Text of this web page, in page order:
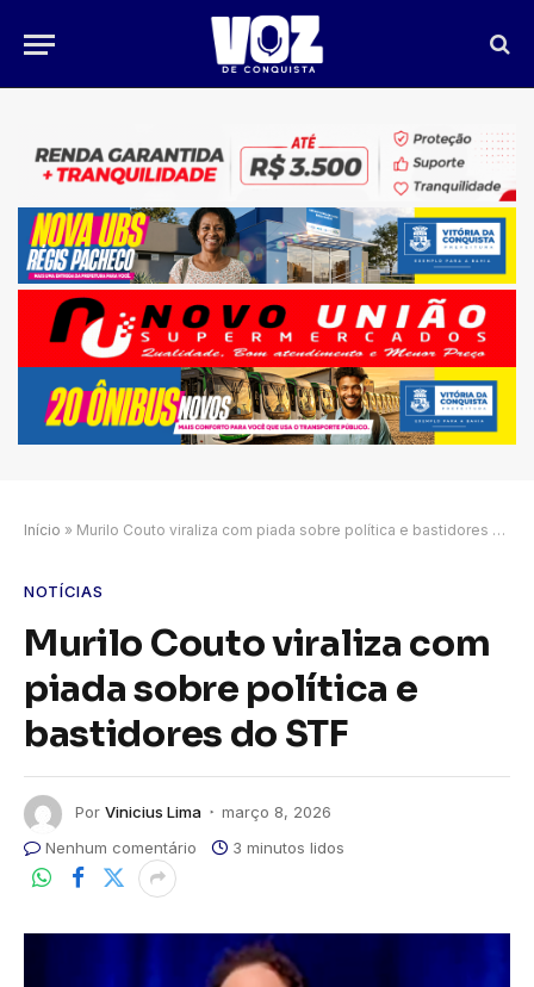
Início » Murilo Couto viraliza com piada sobre política e bastidores do STF
NOTÍCIAS
Murilo Couto viraliza com
piada sobre política e
bastidores do STF
Por Vinicius Lima
março 8, 2026
Nenhum comentário
3 minutos lidos